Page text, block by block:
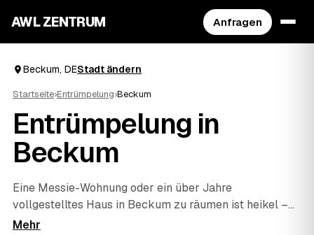
AWL ZENTRUM Anfragen
Beckum, DEStadt ändern
Startseite›Entrümpelung›Beckum
Entrümpelung in
Beckum
Eine Messie-Wohnung oder ein über Jahre
vollgestelltes Haus in Beckum zu räumen ist heikel –
und genau dafür gibt es geprüfte Profis. Über AWL